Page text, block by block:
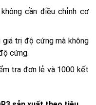
cần điều chỉnh cơ
trị độ cứng mà không
cứng.
tra đơn lẻ và 1000 kết